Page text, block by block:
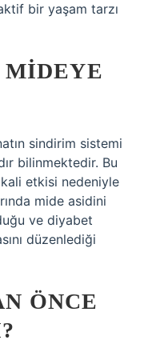
bir yaşam tarzı
MIDEYE
sindirim sistemi
bilinmektedir. Bu
etkisi nedeniyle
mide asidini
ve diyabet
düzenlediği
ÖNCE